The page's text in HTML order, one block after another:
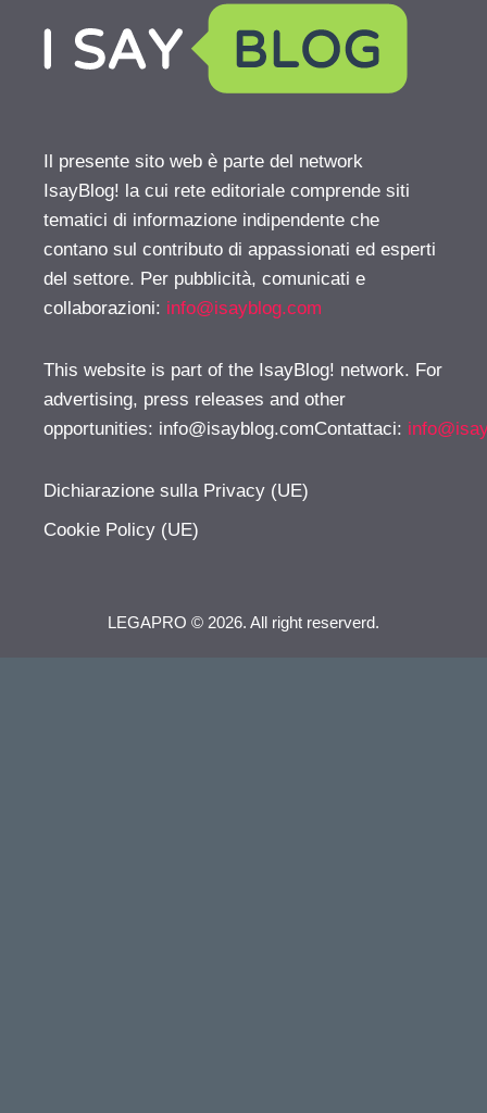
Il presente sito web è parte del network
IsayBlog! la cui rete editoriale comprende siti
tematici di informazione indipendente che
contano sul contributo di appassionati ed esperti
del settore. Per pubblicità, comunicati e
collaborazioni: info@isayblog.com
This website is part of the IsayBlog! network. For
advertising, press releases and other
opportunities: info@isayblog.comContattaci:
Dichiarazione sulla Privacy (UE)
Cookie Policy (UE)
LEGAPRO © 2026. All right reserverd.